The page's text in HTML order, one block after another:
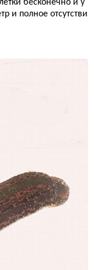
бесконечно и у
и полное отсутстви